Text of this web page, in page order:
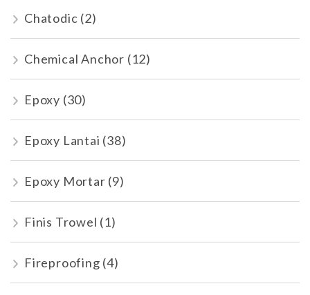
Chatodic (2)
Chemical Anchor (12)
Epoxy (30)
Epoxy Lantai (38)
Epoxy Mortar (9)
Finis Trowel (1)
Fireproofing (4)